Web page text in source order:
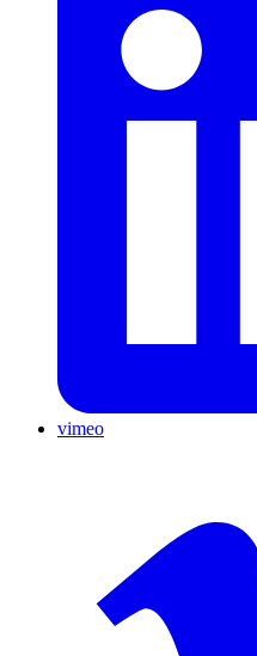
vimeo